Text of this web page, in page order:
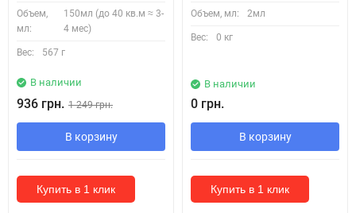
Объем,
мл:
150мл (до 40 кв.м ≈ 3-
4 мес)
Вес: 567 г
В наличии
936 грн. 1 249 грн.
В корзину
Купить в 1 клик
Объем, мл: 2мл
Вес: 0 кг
В наличии
0 грн.
В корзину
Купить в 1 клик